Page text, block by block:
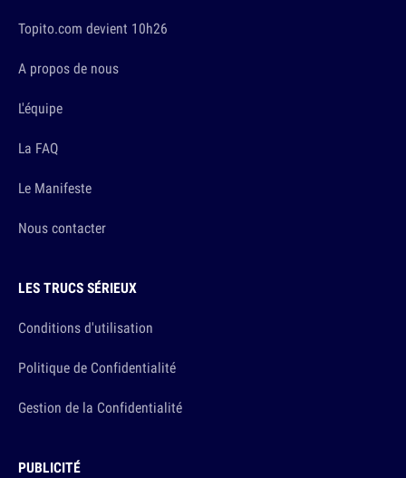
Topito.com devient 10h26
A propos de nous
L'équipe
La FAQ
Le Manifeste
Nous contacter
LES TRUCS SÉRIEUX
Conditions d'utilisation
Politique de Confidentialité
Gestion de la Confidentialité
PUBLICITÉ